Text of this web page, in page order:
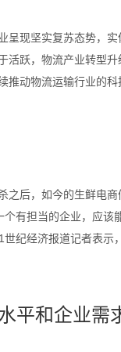
呈现坚实复苏态势，
活跃，物流产业转型
动物流运输行业的科
之后，如今的生鲜电
有担当的企业，应该
纪经济报道记者表示
平和企业需